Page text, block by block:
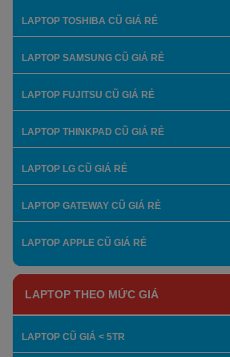
LAPTOP TOSHIBA CŨ GIÁ RẺ
LAPTOP SAMSUNG CŨ GIÁ RẺ
LAPTOP FUJITSU CŨ GIÁ RẺ
LAPTOP THINKPAD CŨ GIÁ RẺ
LAPTOP LG CŨ GIÁ RẺ
LAPTOP GATEWAY CŨ GIÁ RẺ
LAPTOP APPLE CŨ GIÁ RẺ
LAPTOP THEO MỨC GIÁ
LAPTOP CŨ GIÁ < 5TR